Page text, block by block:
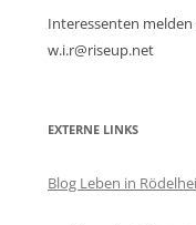
Interessenten
w.i.r@riseup.net
EXTERNE LINKS
Blog Leben in